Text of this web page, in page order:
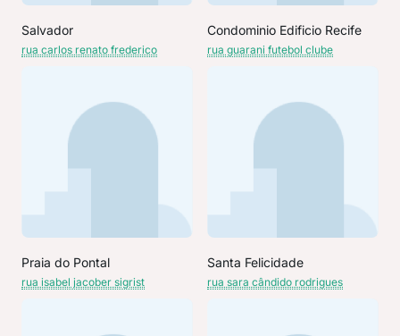
Salvador
rua carlos renato frederico
Condominio Edificio Recife
rua guarani futebol clube
Praia do Pontal
rua isabel jacober sigrist
Santa Felicidade
rua sara cândido rodrigues